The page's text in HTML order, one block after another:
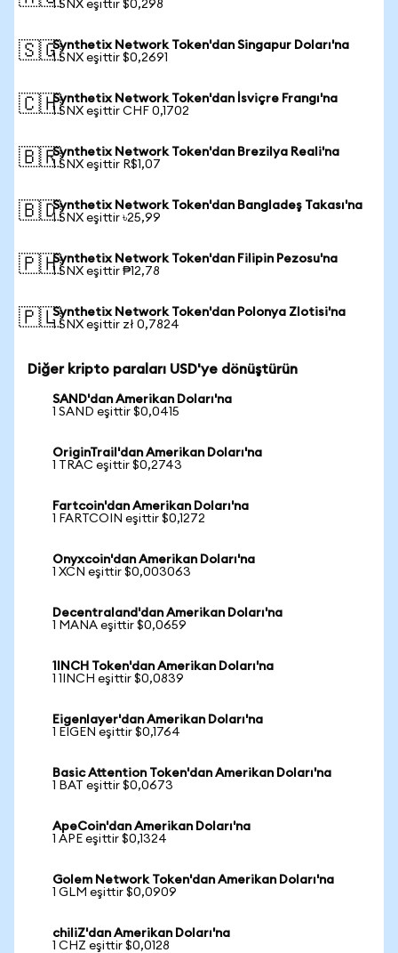
1 SNX eşittir $0,298
🇸🇬Synthetix Network Token'dan Singapur Doları'na
1 SNX eşittir $0,2691
🇨🇭Synthetix Network Token'dan İsviçre Frangı'na
1 SNX eşittir CHF 0,1702
🇧🇷Synthetix Network Token'dan Brezilya Reali'na
1 SNX eşittir R$1,07
🇧🇩Synthetix Network Token'dan Bangladeş Takası'na
1 SNX eşittir ৳25,99
🇵🇭Synthetix Network Token'dan Filipin Pezosu'na
1 SNX eşittir ₱12,78
🇵🇱Synthetix Network Token'dan Polonya Zlotisi'na
1 SNX eşittir zł 0,7824
Diğer kripto paraları USD'ye dönüştürün
SAND'dan Amerikan Doları'na
1 SAND eşittir $0,0415
OriginTrail'dan Amerikan Doları'na
1 TRAC eşittir $0,2743
Fartcoin'dan Amerikan Doları'na
1 FARTCOIN eşittir $0,1272
Onyxcoin'dan Amerikan Doları'na
1 XCN eşittir $0,003063
Decentraland'dan Amerikan Doları'na
1 MANA eşittir $0,0659
1INCH Token'dan Amerikan Doları'na
1 1INCH eşittir $0,0839
Eigenlayer'dan Amerikan Doları'na
1 EIGEN eşittir $0,1764
Basic Attention Token'dan Amerikan Doları'na
1 BAT eşittir $0,0673
ApeCoin'dan Amerikan Doları'na
1 APE eşittir $0,1324
Golem Network Token'dan Amerikan Doları'na
1 GLM eşittir $0,0909
chiliZ'dan Amerikan Doları'na
1 CHZ eşittir $0,0128